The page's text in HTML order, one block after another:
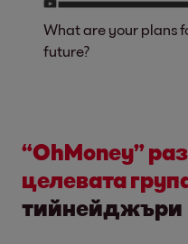
What are your plans
future?
“OhMoney”
целевата
тийнейджъри